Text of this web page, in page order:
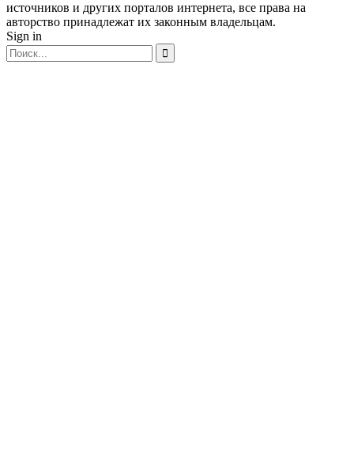
источников и других порталов интернета, все права на
авторство принадлежат их законным владельцам.
Sign in